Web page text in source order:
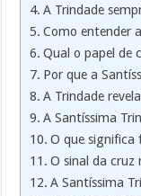
A Trindade
Como entender
Qual o papel de
Por que a
A Trindade
A Santíssima
O que significa
O sinal da cruz
A Santíssima